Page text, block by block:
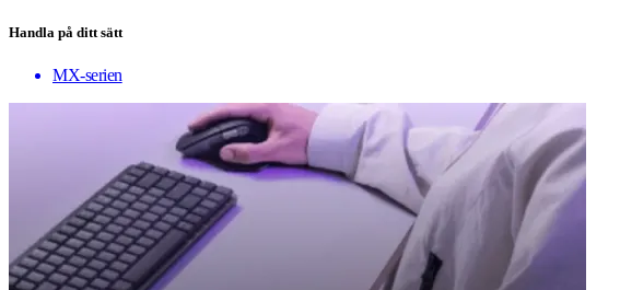
Handla på ditt sätt
MX-serien